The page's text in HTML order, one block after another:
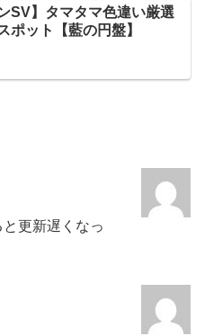
SV】タマタマ色違い厳選
ポット【藍の円盤】
更新遅くなっ